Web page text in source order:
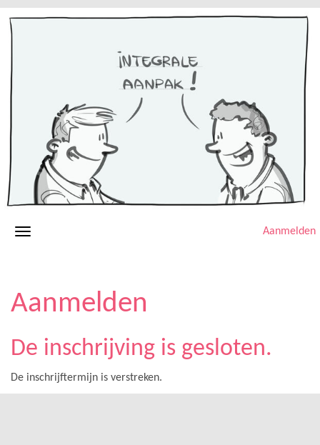
Aanmelden
Aanmelden
De inschrijving is gesloten.
De inschrijftermijn is verstreken.